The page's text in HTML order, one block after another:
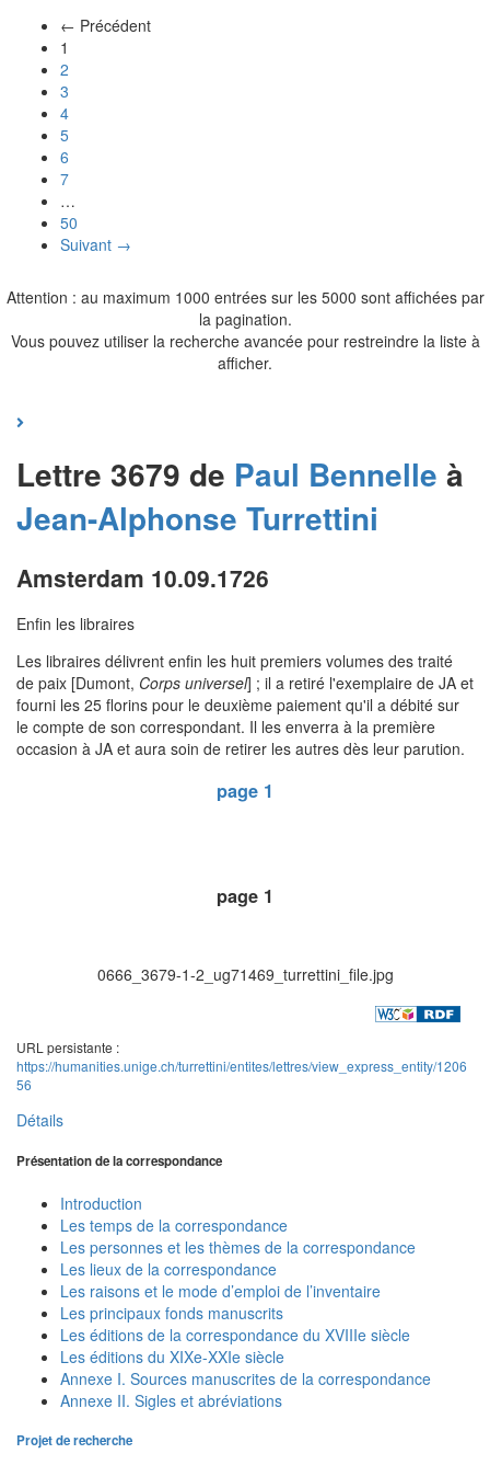
← Précédent
1
2
3
4
5
6
7
…
50
Suivant →
Attention : au maximum 1000 entrées sur les 5000 sont affichées par
la pagination.
Vous pouvez utiliser la recherche avancée pour restreindre la liste à
afficher.
Lettre 3679 de Paul Bennelle à
Jean-Alphonse Turrettini
Amsterdam 10.09.1726
Enfin les libraires
Les libraires délivrent enfin les huit premiers volumes des traité
de paix [Dumont, Corps universel] ; il a retiré l'exemplaire de JA et
fourni les 25 florins pour le deuxième paiement qu'il a débité sur
le compte de son correspondant. Il les enverra à la première
occasion à JA et aura soin de retirer les autres dès leur parution.
page 1
page 1
0666_3679-1-2_ug71469_turrettini_file.jpg
URL persistante :
https://humanities.unige.ch/turrettini/entites/lettres/view_express_entity/1206
56
Détails
Présentation de la correspondance
Introduction
Les temps de la correspondance
Les personnes et les thèmes de la correspondance
Les lieux de la correspondance
Les raisons et le mode d’emploi de l’inventaire
Les principaux fonds manuscrits
Les éditions de la correspondance du XVIIIe siècle
Les éditions du XIXe-XXIe siècle
Annexe I. Sources manuscrites de la correspondance
Annexe II. Sigles et abréviations
Projet de recherche